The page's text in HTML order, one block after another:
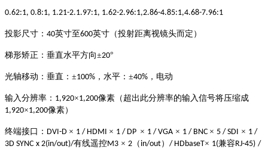
0.62:1, 0.8:1, 1.21-2.1.97:1, 1.62-2.96:1,2.86-4.85:1,4.68-7.96:1
投影尺寸： 40英寸至600英寸（投射距离视镜头而定）
梯形矫正：垂直水平方向±20°
光轴移动：垂直： ±100% ，水平：±40% ，电动
输入分辨率： 1,920×1,200像素（超出此分辨率的输入信号将压缩成
1,920×1,200像素）
终端接口： DVI-D × 1 / HDMI × 1 / DP × 1 / VGA × 1 / BNC × 5 / SDI × 1 /
3D SYNC x 2(in/out)/有线遥控M3 × 2 （ in/out） / HDbaseT× 1(兼容 RJ-45) /